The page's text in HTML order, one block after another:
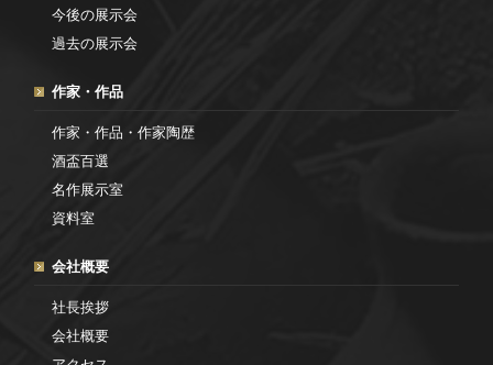
今後の展示会
過去の展示会
作家・作品
作家・作品・作家陶歴
酒盃百選
名作展示室
資料室
会社概要
社長挨拶
会社概要